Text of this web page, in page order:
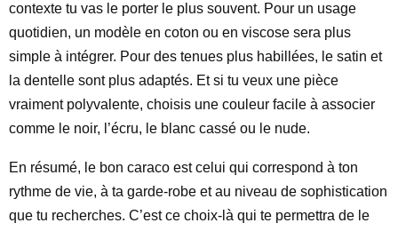
contexte tu vas le porter le plus souvent. Pour un usage
quotidien, un modèle en coton ou en viscose sera plus
simple à intégrer. Pour des tenues plus habillées, le satin et
la dentelle sont plus adaptés. Et si tu veux une pièce
vraiment polyvalente, choisis une couleur facile à associer
comme le noir, l’écru, le blanc cassé ou le nude.
En résumé, le bon caraco est celui qui correspond à ton
rythme de vie, à ta garde-robe et au niveau de sophistication
que tu recherches. C’est ce choix-là qui te permettra de le